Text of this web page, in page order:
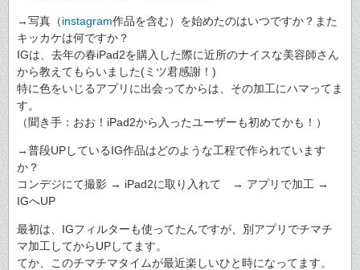
→写真（instagram作品を含む）を始めたのはいつですか？また
キッカケは何ですか？
IGは、去年の春iPad2を購入した際に近所のナイスな美容師さん
から教えてもらいました(ミツ君感謝！)
特に色をいじるアプリに出会ってからは、その加工にハマってま
す。
（聞き手：おお！iPad2から入ったユーザーも初めてかも！）
→普段UPしているIG作品はどのような工程で作られています
か？
コンデジにて撮影 → iPad2に取り入れて → アプリで加工 →
IGへUP
最初は、IGフィルターも使ってたんですが、別アプリでチマチ
マ加工してからUPしてます。
てか、このチマチマタイムが最近楽しいひと時になってます。